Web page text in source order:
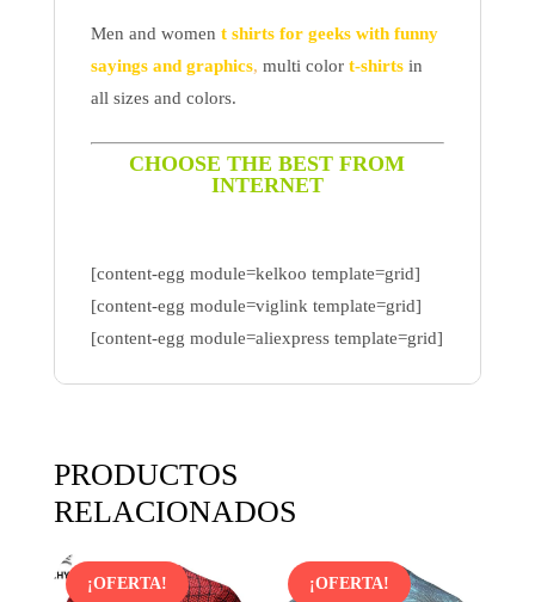
Men and women t shirts for geeks with funny
sayings and graphics, multi color t-shirtsin
all sizes and colors.
CHOOSE THE BEST FROM
INTERNET
[content-egg module=kelkoo template=grid]
[content-egg module=viglink template=grid]
[content-egg module=aliexpress template=grid]
PRODUCTOS
RELACIONADOS
¡OFERTA! ¡OFERTA!